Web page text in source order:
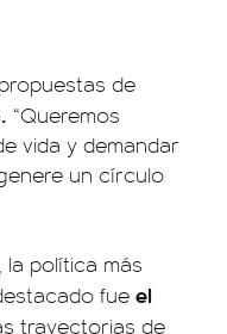
de
“Queremos
vida y demandar
un círculo
política más
fue el
trayectorias de